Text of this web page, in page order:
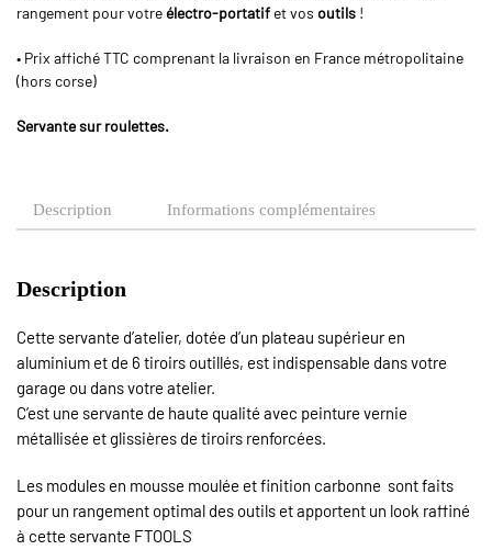
rangement pour votre électro-portatif et vos outils !
• Prix affiché TTC comprenant la livraison en France métropolitaine
(hors corse)
Servante sur roulettes.
Description Informations complémentaires
Description
Cette servante d’atelier, dotée d’un plateau supérieur en
aluminium et de 6 tiroirs outillés, est indispensable dans votre
garage ou dans votre atelier.
C’est une servante de haute qualité avec peinture vernie
métallisée et glissières de tiroirs renforcées.
Les modules en mousse moulée et finition carbonne sont faits
pour un rangement optimal des outils et apportent un look raffiné
à cette servante FTOOLS